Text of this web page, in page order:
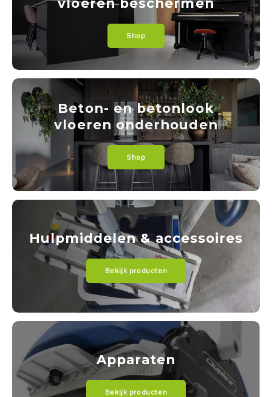
vloeren beschermen
Shop
Beton- en betonlook
vloeren onderhouden
Shop
Hulpmiddelen & accessoires
Bekijk producten
Apparaten
Bekijk producten